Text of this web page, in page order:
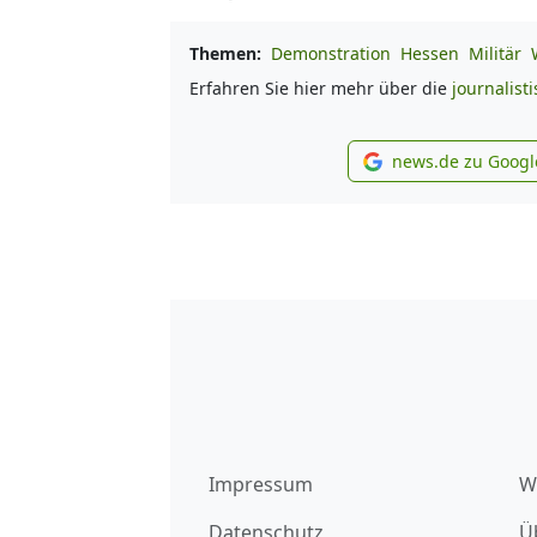
Themen: Demonstration Hessen Militär
Erfahren Sie hier mehr über die
news.de zu
Impressum
Datenschutz